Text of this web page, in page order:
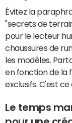
Évitez la
"secrets de
pour le lecteur
chaussures de
les modèles.
en fonction de la
exclusifs. C'est ce
Le temps